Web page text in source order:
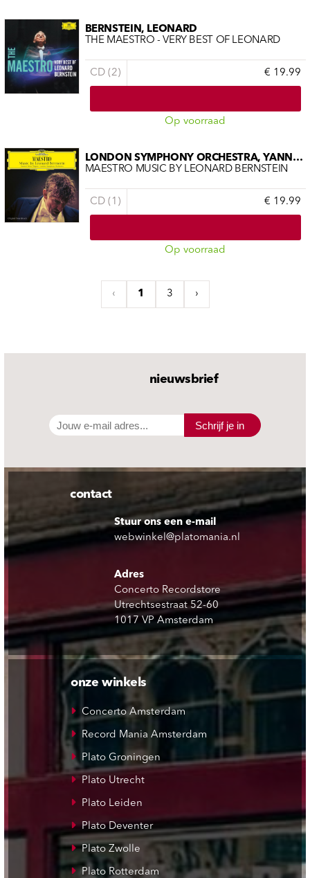
BERNSTEIN, LEONARD
THE MAESTRO - VERY BEST OF LEONARD
CD (2) € 19.99
Op voorraad
LONDON SYMPHONY ORCHESTRA, YANNICK N
MAESTRO MUSIC BY LEONARD BERNSTEIN
CD (1) € 19.99
Op voorraad
‹ 1 3 ›
nieuwsbrief
Schrijf je in
contact
Stuur ons een e-mail
webwinkel@platomania.nl
Adres
Concerto Recordstore
Utrechtsestraat 52-60
1017 VP Amsterdam
onze winkels
Concerto Amsterdam
Record Mania Amsterdam
Plato Groningen
Plato Utrecht
Plato Leiden
Plato Deventer
Plato Zwolle
Plato Rotterdam